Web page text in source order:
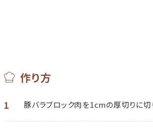
作り方
1 豚バラブロック肉を1cmの厚切りに切